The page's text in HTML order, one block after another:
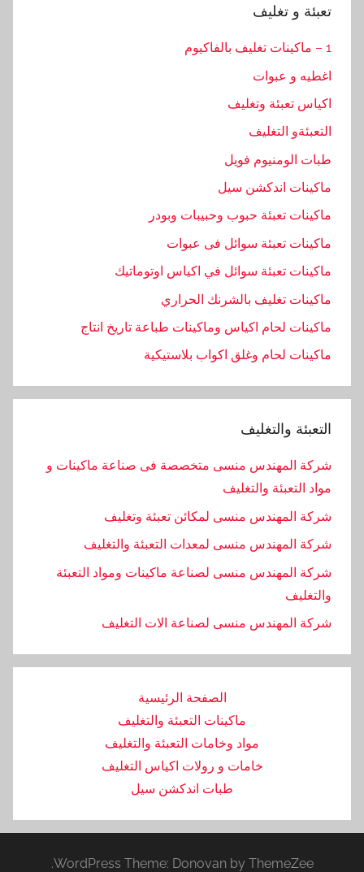
تعبئة و تغليف
1 – ماكينات تغليف بالفاكيوم
اغطيه و عبوات
اكياس تعبئة وتغليف
التعبئةو التغليف
طبات الومنيوم فويل
ماكينات اندكشن سيل
ماكينات تعبئة حبوب وحبيبات وبودر
ماكينات تعبئة سوائل فى عبوات
ماكينات تعبئة سوائل في اكياس اوتوماتيك
ماكينات تغليف بالشرنك الحراري
ماكينات لحام اكياس وماكينات طباعة تاريخ انتاج
ماكينات لحام وغلق اكواب بلاستيكية
التعبئة والتغليف
شركة المهندس منسى متخصصة فى صناعة ماكينات و
مواد التعبئة والتغليف
شركة المهندس منسى لمكائن تعبئة وتغليف
شركة المهندس منسى لمعدات التعبئة والتغليف
شركة المهندس منسى لصناعة ماكينات ومواد التعبئة
والتغليف
‏شركة المهندس منسى لصناعة الات التغليف
الصفحة الرئيسية
ماكينات التعبئة والتغليف
مواد وخامات التعبئة والتغليف
خامات و رولات اكياس التغليف
طبات اندكشن سيل
WordPress Theme: Donovan by ThemeZee.